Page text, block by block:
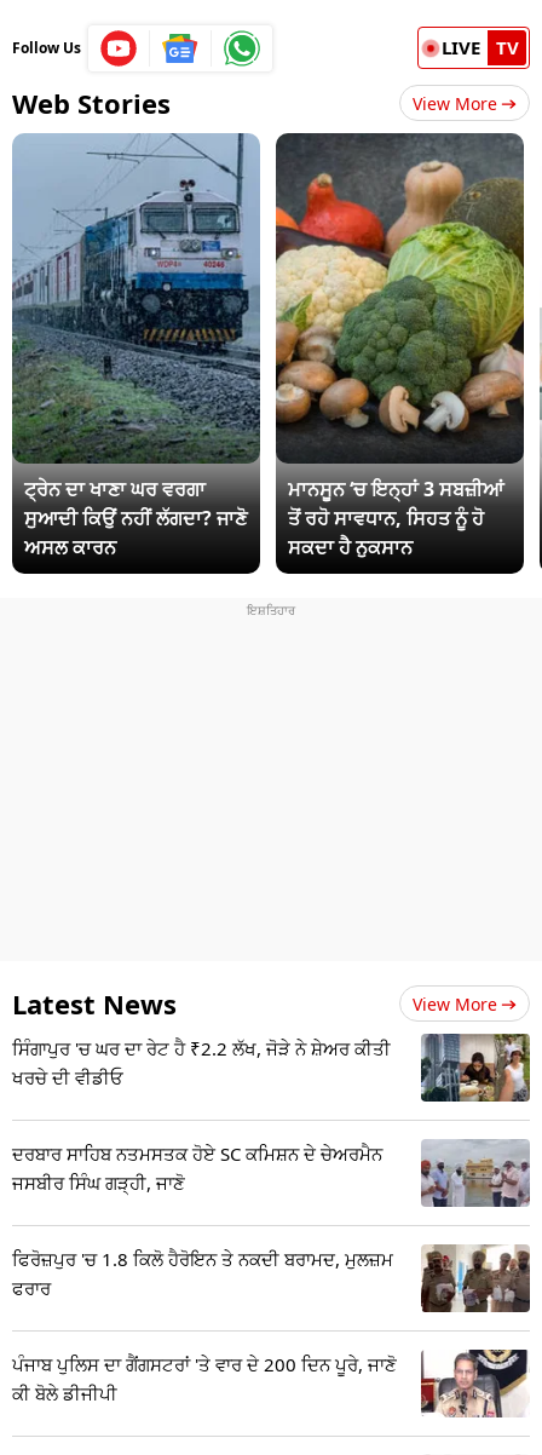
Follow Us LIVE TV
Web Stories View More
ਟ੍ਰੇਨ ਦਾ ਖਾਣਾ ਘਰ ਵਰਗਾ
ਸੁਆਦੀ ਕਿਉਂ ਨਹੀਂ ਲੱਗਦਾ? ਜਾਣੋ
ਅਸਲ ਕਾਰਨ
ਮਾਨਸੂਨ ‘ਚ ਇਨ੍ਹਾਂ 3 ਸਬਜ਼ੀਆਂ
ਤੋਂ ਰਹੋ ਸਾਵਧਾਨ, ਸਿਹਤ ਨੂੰ ਹੋ
ਸਕਦਾ ਹੈ ਨੁਕਸਾਨ
Latest News View More
ਸਿੰਗਾਪੁਰ 'ਚ ਘਰ ਦਾ ਰੇਟ ਹੈ ₹2.2 ਲੱਖ, ਜੋੜੇ ਨੇ ਸ਼ੇਅਰ ਕੀਤੀ
ਖਰਚੇ ਦੀ ਵੀਡੀਓ
ਦਰਬਾਰ ਸਾਹਿਬ ਨਤਮਸਤਕ ਹੋਏ SC ਕਮਿਸ਼ਨ ਦੇ ਚੇਅਰਮੈਨ
ਜਸਬੀਰ ਸਿੰਘ ਗੜ੍ਹੀ, ਜਾਣੋ
ਫਿਰੋਜ਼ਪੁਰ 'ਚ 1.8 ਕਿਲੋ ਹੈਰੋਇਨ ਤੇ ਨਕਦੀ ਬਰਾਮਦ, ਮੁਲਜ਼ਮ
ਫਰਾਰ
ਪੰਜਾਬ ਪੁਲਿਸ ਦਾ ਗੈਂਗਸਟਰਾਂ 'ਤੇ ਵਾਰ ਦੇ 200 ਦਿਨ ਪੂਰੇ, ਜਾਣੋ
ਕੀ ਬੋਲੇ ਡੀਜੀਪੀ